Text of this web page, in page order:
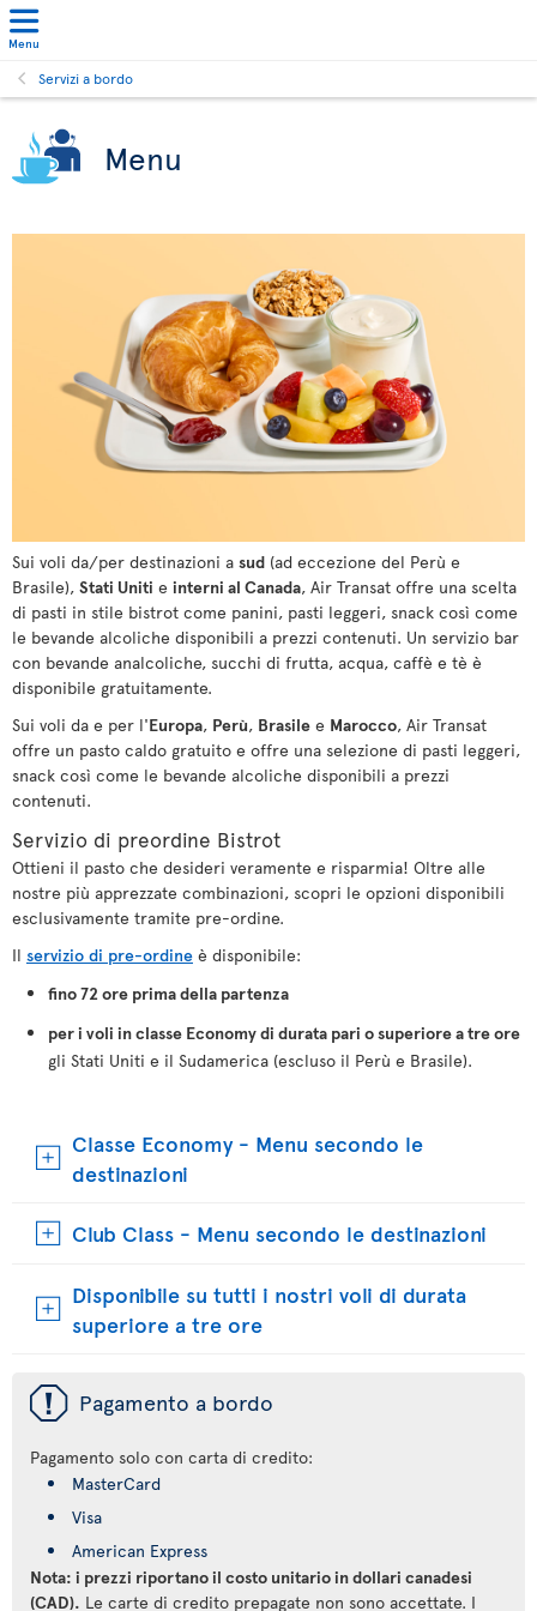
Menu
Servizi a bordo
Menu
Sui voli da/per destinazioni a sud (ad eccezione del Perù e
Brasile), Stati Uniti e interni al Canada, Air Transat offre una scelta
di pasti in stile bistrot come panini, pasti leggeri, snack così come
le bevande alcoliche disponibili a prezzi contenuti. Un servizio bar
con bevande analcoliche, succhi di frutta, acqua, caffè e tè è
disponibile gratuitamente.
Sui voli da e per l'Europa, Perù, Brasile e Marocco, Air Transat
offre un pasto caldo gratuito e offre una selezione di pasti leggeri,
snack così come le bevande alcoliche disponibili a prezzi
contenuti.
Servizio di preordine Bistrot
Ottieni il pasto che desideri veramente e risparmia! Oltre alle
nostre più apprezzate combinazioni, scopri le opzioni disponibili
esclusivamente tramite pre-ordine.
Il servizio di pre-ordine è disponibile:
fino 72 ore prima della partenza
per i voli in classe Economy di durata pari o superiore a tre ore
gli Stati Uniti e il Sudamerica (escluso il Perù e Brasile).
Classe Economy - Menu secondo le
destinazioni
Club Class - Menu secondo le destinazioni
Disponibile su tutti i nostri voli di durata
superiore a tre ore
ü Pagamento a bordo
Pagamento solo con carta di credito:
MasterCard
Visa
American Express
Nota: i prezzi riportano il costo unitario in dollari canadesi
(CAD). Le carte di credito prepagate non sono accettate. I